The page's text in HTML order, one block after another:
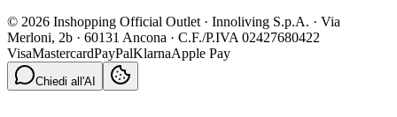
© 2026 Inshopping Official Outlet · Innoliving S.p.A. · Via
Merloni, 2b · 60131 Ancona · C.F./P.IVA 02427680422
VisaMastercardPayPalKlarnaApple Pay
Chiedi all'AI